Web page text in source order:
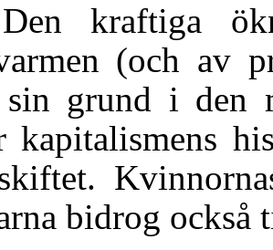
kraftiga
(och av
sin grund i den
kapitalismens
bidrog också